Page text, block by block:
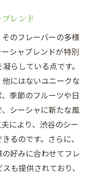
レンド
のフレーバーの多様
シャブレンドが特別
らしている点です。
にはないユニークな
季節のフルーツや日
シーシャに新たな風
により、渋谷のシー
るのです。さらに、
好みに合わせてフレ
も提供されており、